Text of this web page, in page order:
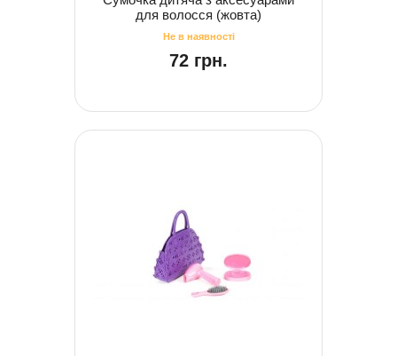
для волосся (жовта)
72 грн.